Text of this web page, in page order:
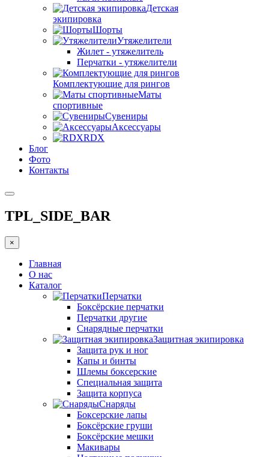
Детская
экипировка
Шорты
Утяжелители
Жилет - утяжелитель
Перчатки - утяжелители
Комплектующие для рингов
Маты
спортивные
Сувениры
Аксессуары
RDX
Блог
Фото
Контакты
TPL_SIDE_BAR
×
Главная
О нас
Каталог
Перчатки
Боксёрские перчатки
Перчатки другие
Снарядные перчатки
Защитная экипировка
Защита рук и ног
Капы и бинты
Шлемы боксерские
Специальная защита
Защита корпуса
Снаряды
Боксерские лапы
Боксёрские груши
Боксёрские мешки
Макивары